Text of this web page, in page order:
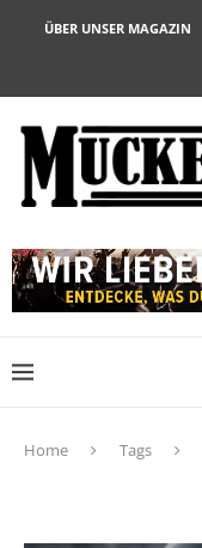
ÜBER UNSER MAGAZIN
Home Tags